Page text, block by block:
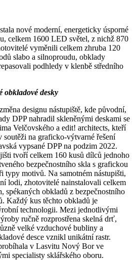
nové moderní, energeticky úsporné
celkem 1600 LED světel, z nichž 870
vyměnili celkem zhruba 120
slabo a silnoproudu, obklady
podhledy v klenbě středního
obkladové desky
designu nástupiště, kde původní,
DPP nahradil skleněnými deskami se
Velčovského a edit! architects, kteří
na graficko-výtvarné řešení
vypsané DPP na podzim 2022.
tvoří celkem 160 kusů dílců jednoho
bezpečnostního skla s grafickou
typy motivů. Na samotném nástupišti,
lodi, zhotovitelé nainstalovali celkem
spékaných obkladů z bezpečnostního
Každý kus těchto obkladů je
technologii. Mezi jednotlivými
ručně rozprostřena skelná drť,
velké vzduchové bubliny a
desce vznikl unikátní rastr.
v Lasvitu Nový Bor ve
specialisty sklářského oboru.